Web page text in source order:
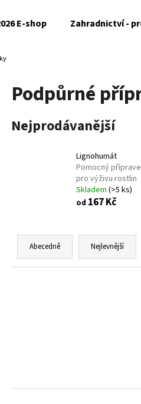
E-shop Zahradnictví -
Podpůrné
Nejprodávanější
Lignohumát
Pomocný
pro výživu rostlin
Skladem (>5 ks)
od 167 Kč
Ř
z
u
Abecedně Nejlevnější
o
Doporučujeme
SEDUM TELEPHIUM SEDUCTION